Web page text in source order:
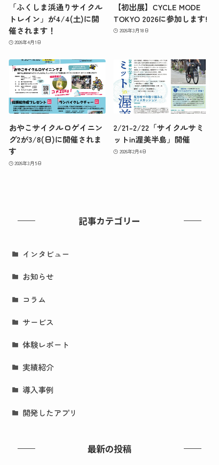
「ふくしま浜通りサイクル
トレイン」が4/4(土)に開
催されます！
2026年4月1日
【初出展】CYCLE MODE
TOKYO 2026に参加します!
2026年3月18日
おやこサイクルロゲイニン
グ2が3/8(日)に開催されま
す
2026年3月5日
2/21-2/22「サイクルサミ
ットin渥美半島」開催
2026年2月4日
記事カテゴリー
インタビュー
お知らせ
コラム
サービス
体験レポート
実績紹介
導入事例
開発したアプリ
最新の投稿